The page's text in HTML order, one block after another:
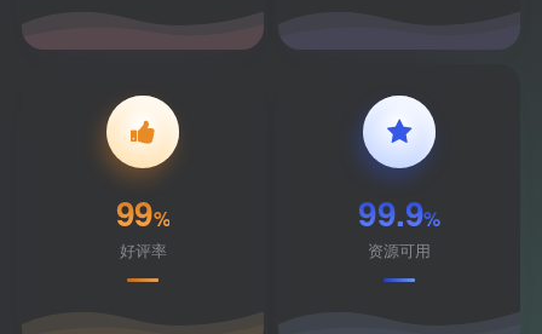
99%
好评率
99.9%
资源可用